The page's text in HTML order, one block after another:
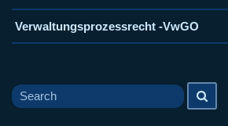
Verwaltungsprozessrecht -VwGO
Search
for